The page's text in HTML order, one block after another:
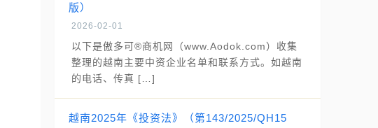
版）
2026-02-01
以下是傲多可®商机网（www.Aodok.com）收集
整理的越南主要中资企业名单和联系方式。如越南
的电话、传真 […]
越南2025年《投资法》（第143/2025/QH15